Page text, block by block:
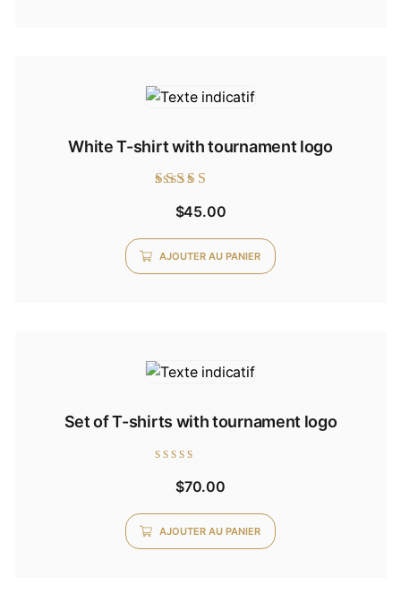
White T-shirt with tournament logo
5.00
$45.00
AJOUTER AU PANIER
Set of T-shirts with tournament logo
5
$70.00
AJOUTER AU PANIER